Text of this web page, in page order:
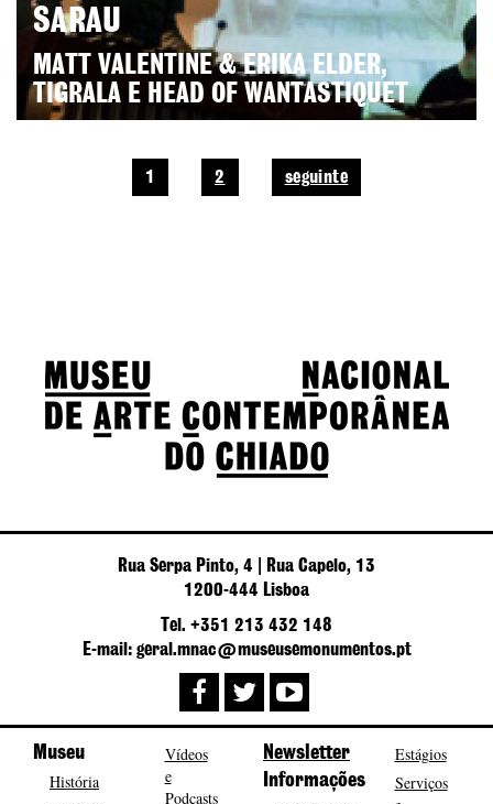
SARAU
MATT VALENTINE & ERIKA ELDER,
TIGRALA E HEAD OF WANTASTIQUET
1 2 seguinte
Rua Serpa Pinto, 4 | Rua Capelo, 13
1200-444 Lisboa
Tel. +351 213 432 148
E-mail: geral.mnac@museusemonumentos.pt
Museu
História
Vídeos
e
Podcasts
Newsletter
Informações
Estágios
Serviços